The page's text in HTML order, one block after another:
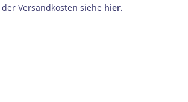
Versandkosten siehe hier.